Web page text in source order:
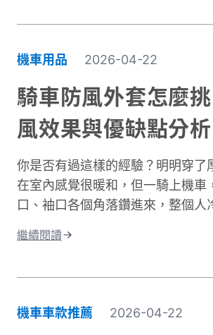
下來容易造成曬傷、曬黑，甚至加
擔心，做好紫外線防護並不複雜！
台灣氣候下的曝曬風險，並分享從
整防曬裝備選擇。只要掌握正確方
受騎車樂趣的同時，有效保護肌膚
機車用品 2026-04-22
騎車防風外套怎麼
風效果與優缺點分析
你是否有過這樣的經驗？明明穿了
在室內感覺很暖和，但一騎上機車
口、袖口各個角落鑽進來，整個人
護。台灣氣候的冬季雖然氣溫很少
擊。當你在冬季騎車時，迎面而來
壞人體周圍的隔熱空氣層。即使環
繼續閱讀
機車車款推薦 2026-04-22